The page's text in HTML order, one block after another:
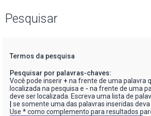
Pesquisar
Termos da pesquisa
Pesquisar por palavras-chaves:
Você pode inserir+ na frente de uma palavra
localizada na pesquisa e - na frente de uma
deve ser localizada. Escreva uma lista de
se somente uma das palavras inseridas deva
Use * como complemento para resultados